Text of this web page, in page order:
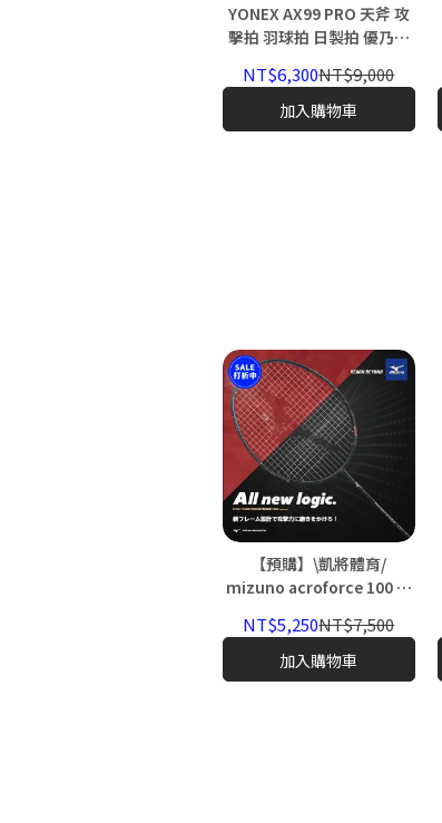
YONEX AX99 PRO 天斧 攻
擊拍 羽球拍 日製拍 優乃克
NT$6,300NT$9,000
加入購物車
【預購】\凱將體育/
mizuno acroforce 100 羽
製 af100 AF100
NT$5,250NT$7,500
加入購物車